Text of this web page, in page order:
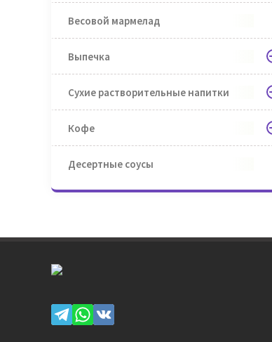
Весовой мармелад
Выпечка
Сухие растворительные напитки
Кофе
Десертные соусы